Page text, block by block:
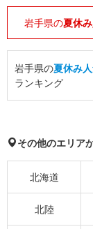
岩手県の夏休
岩手県の夏休み
ランキング
その他のエリア
北海道
北陸